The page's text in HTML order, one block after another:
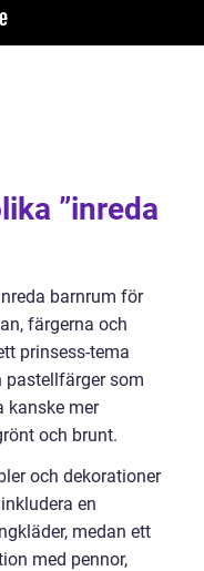
”inreda
barnrum för
färgerna och
prinsess-tema
pastellfärger som
kanske mer
och brunt.
och dekorationer
en
medan ett
med pennor,